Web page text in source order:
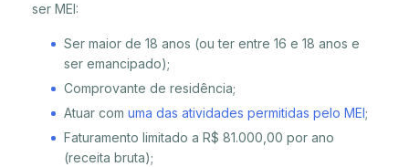
ser MEI:
Ser maior de 18 anos (ou ter entre 16 e 18 anos e
ser emancipado);
Comprovante de residência;
Atuar com uma das atividades permitidas pelo MEI;
Faturamento limitado a R$ 81.000,00 por ano
(receita bruta);